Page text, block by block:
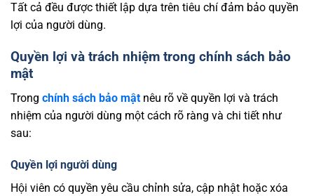
Tất cả đều được thiết lập dựa trên tiêu chí đảm bảo quyền
lợi của người dùng.
Quyền lợi và trách nhiệm trong chính sách bảo
mật
Trong chính sách bảo mật nêu rõ về quyền lợi và trách
nhiệm của người dùng một cách rõ ràng và chi tiết như
sau:
Quyền lợi người dùng
Hội viên có quyền yêu cầu chỉnh sửa, cập nhật hoặc xóa